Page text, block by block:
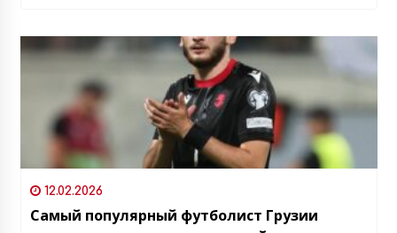
12.02.2026
Самый популярный футболист Грузии